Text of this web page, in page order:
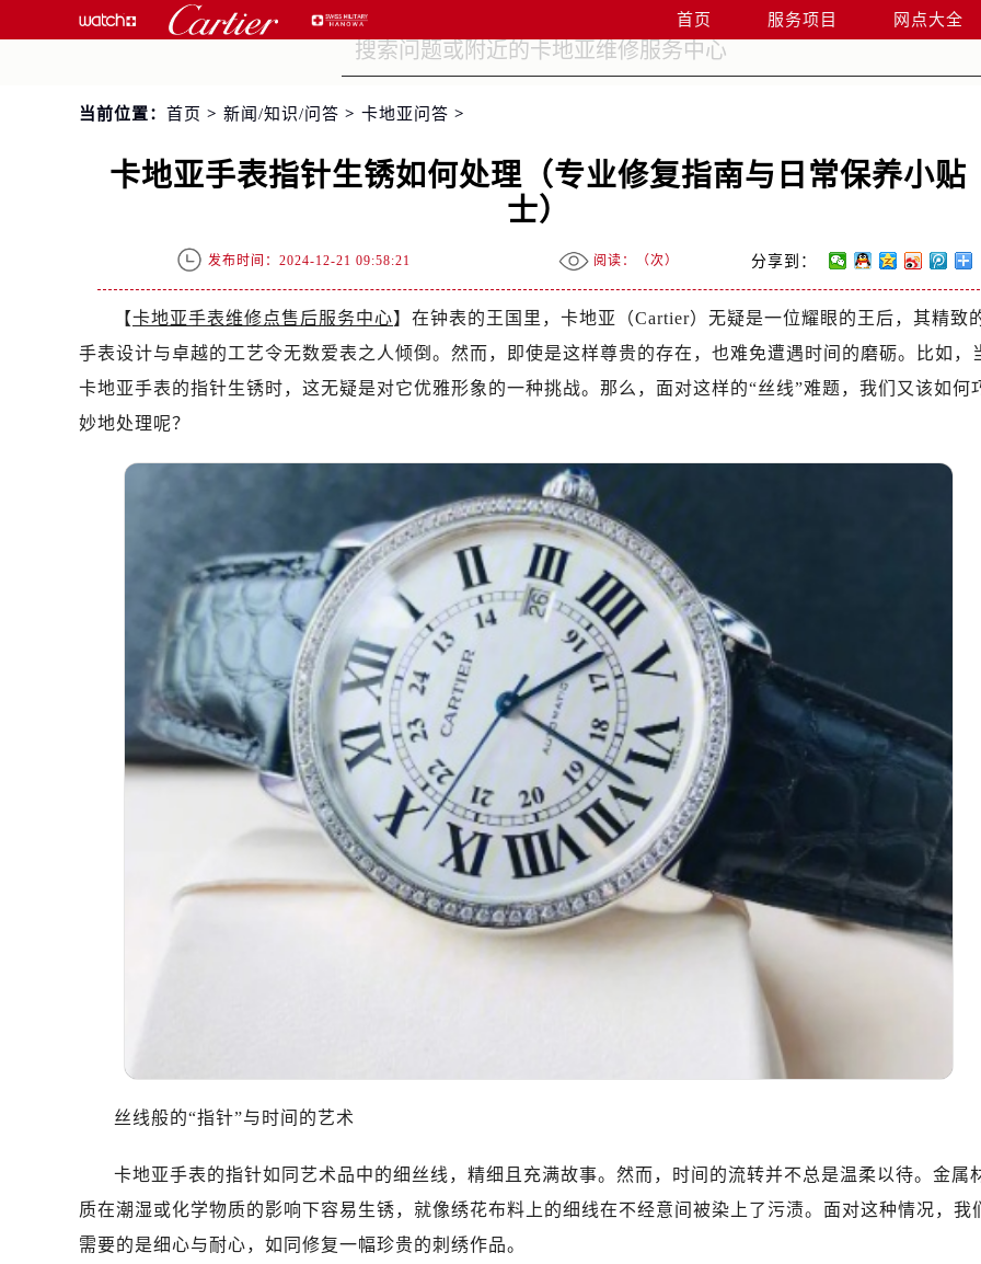
首页 服务项目 网点大全
当前位置： 首页 > 新闻/知识/问答 > 卡地亚问答 >
卡地亚手表指针生锈如何处理（专业修复指南与日常保养小贴
士）
发布时间：2024-12-21 09:58:21 阅读：（次） 分享到：
【卡地亚手表维修点售后服务中心】在钟表的王国里，卡地亚（Cartier）无疑是一位耀眼的王后，其精致
手表设计与卓越的工艺令无数爱表之人倾倒。然而，即使是这样尊贵的存在，也难免遭遇时间的磨砺。比如，
卡地亚手表的指针生锈时，这无疑是对它优雅形象的一种挑战。那么，面对这样的“丝线”难题，我们又该如何
妙地处理呢？
丝线般的“指针”与时间的艺术
卡地亚手表的指针如同艺术品中的细丝线，精细且充满故事。然而，时间的流转并不总是温柔以待。金属
质在潮湿或化学物质的影响下容易生锈，就像绣花布料上的细线在不经意间被染上了污渍。面对这种情况，我
需要的是细心与耐心，如同修复一幅珍贵的刺绣作品。